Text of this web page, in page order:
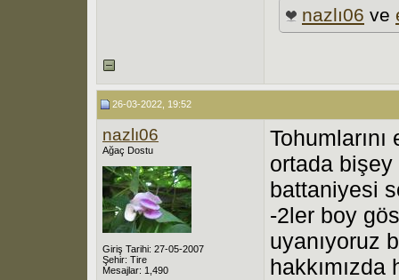
nazlı06 ve
26-03-2022, 19:52
nazlı06
Ağaç Dostu
Giriş Tarihi: 27-05-2007
Şehir: Tire
Mesajlar: 1,490
ortada bişey
battaniyesi
-2ler boy
uyanıyoruz
hakkımızda